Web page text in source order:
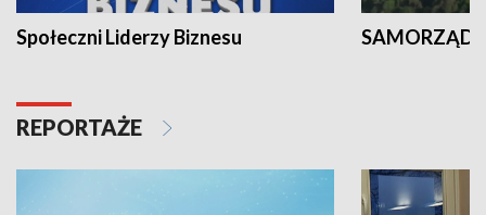
Społeczni Liderzy Biznesu SAMORZĄD
REPORTAŻE